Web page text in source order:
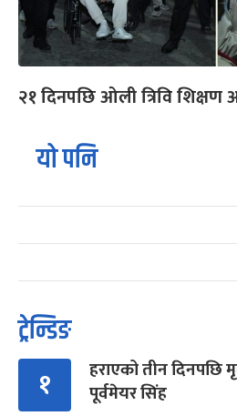
२१ दिनपछि ओली त्रिवि शिक्षण
यो पनि
ट्रेन्डिङ
१
हराएको तीन
पूर्वमेयर सिंह